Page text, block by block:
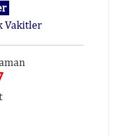
Vakitler